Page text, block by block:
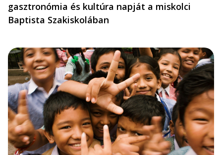
gasztronómia és kultúra napját a miskolci
Baptista Szakiskolában